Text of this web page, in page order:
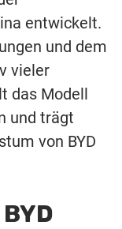
entwickelt.
und dem
vieler
das Modell
und trägt
von BYD